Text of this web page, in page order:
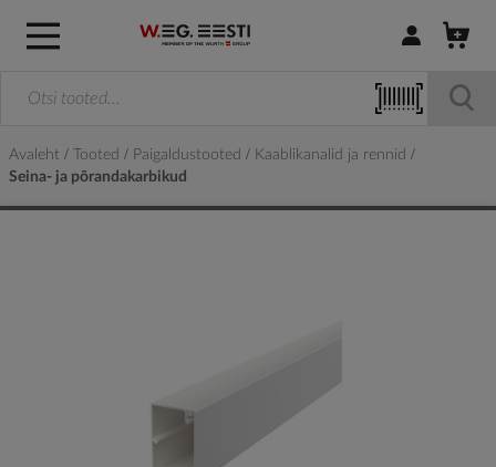
Logi sisse /
Avaleht Tooted Paigaldustooted
Kaablikanalid ja rennid
Seina- ja põrandakarbikud